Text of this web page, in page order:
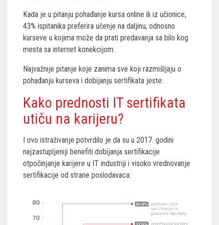
Kada je u pitanju pohađanje kursa online ili iz učionice,
43% ispitanika preferira učenje na daljinu, odnosno
kurseve u kojima može da prati predavanja sa bilo kog
mesta sa internet konekcijom.
Najvažnije pitanje koje zanima sve koji razmišljaju o
pohađanju kurseva i dobijanju sertifikata jeste:
Kako prednosti IT sertifikata
utiču na karijeru?
I ovo istraživanje potvrdilo je da su u 2017. godini
najzastupljeniji benefiti dobijanja sertifikacije
otpočinjanje karijere u IT industriji i visoko vrednovanje
sertifikacije od strane poslodavaca: